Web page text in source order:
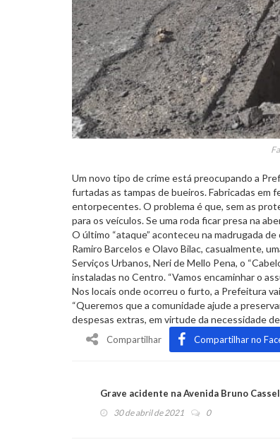
Um novo tipo de crime está preocupando a
furtadas as tampas de bueiros. Fabricadas
entorpecentes. O problema é que, sem as
para os veículos. Se uma roda ficar presa na
O último “ataque” aconteceu na madrugada
Ramiro Barcelos e Olavo Bilac, casualmente,
Serviços Urbanos, Neri de Mello Pena, o
instaladas no Centro. “Vamos encaminhar o
Nos locais onde ocorreu o furto, a Prefeitura
“Queremos que a comunidade ajude a
despesas extras, em virtude da necessidade
Compartilhar Compartilhar no
Grave acidente na Avenida Bruno Cassel
30 de abril de 2021 0